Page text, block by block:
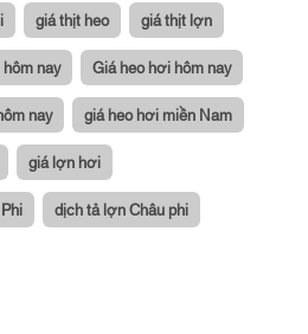
giá thịt heo giá thịt lợn
nay Giá heo hơi hôm nay
nay giá heo hơi miền Nam
giá lợn hơi
dịch tả lợn Châu phi